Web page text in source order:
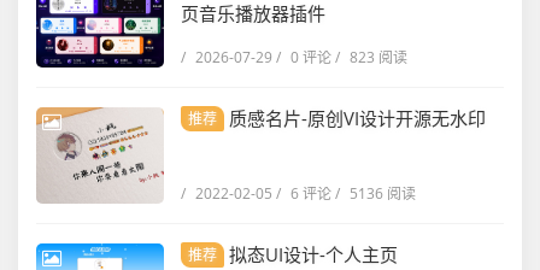
页音乐播放器插件
/ 2026-07-29 / 0 评论/ 823 阅读
推荐 质感名片-原创VI设计开源无水印
/ 2022-02-05 / 6 评论/ 5136 阅读
推荐 拟态UI设计-个人主页